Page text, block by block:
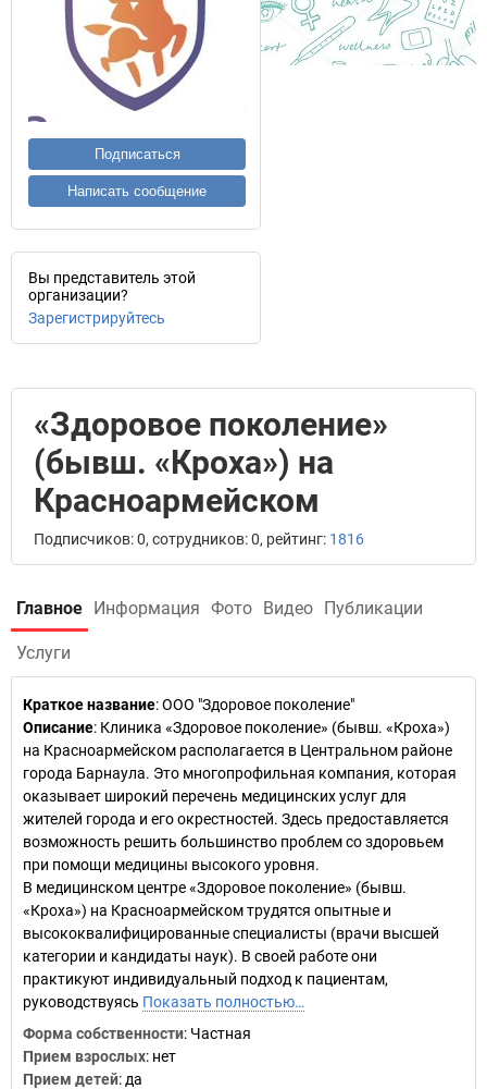
Подписаться
Написать сообщение
Вы представитель этой
организации?
Зарегистрируйтесь
«Здоровое поколение»
(бывш. «Кроха») на
Красноармейском
Подписчиков: 0, сотрудников: 0, рейтинг: 1816
Главное Информация Фото Видео Публикации
Услуги
Краткое название:ООО "Здоровое поколение"
Описание: Клиника «Здоровое поколение» (бывш. «Кроха»)
на Красноармейском располагается в Центральном районе
города Барнаула. Это многопрофильная компания, которая
оказывает широкий перечень медицинских услуг для
жителей города и его окрестностей. Здесь предоставляется
возможность решить большинство проблем со здоровьем
при помощи медицины высокого уровня.
В медицинском центре «Здоровое поколение» (бывш.
«Кроха») на Красноармейском трудятся опытные и
высококвалифицированные специалисты (врачи высшей
категории и кандидаты наук). В своей работе они
практикуют индивидуальный подход к пациентам,
руководствуясь Показать полностью…
Форма собственности: Частная
Прием взрослых: нет
Прием детей: да